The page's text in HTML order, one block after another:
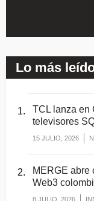
Lo más
TCL lanza en
televisores
15 JULIO, 2026
MERGE abre
Web3
8 JULIO, 2026